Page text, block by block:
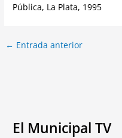
Pública, La Plata, 1995
← Entrada anterior
El Municipal TV